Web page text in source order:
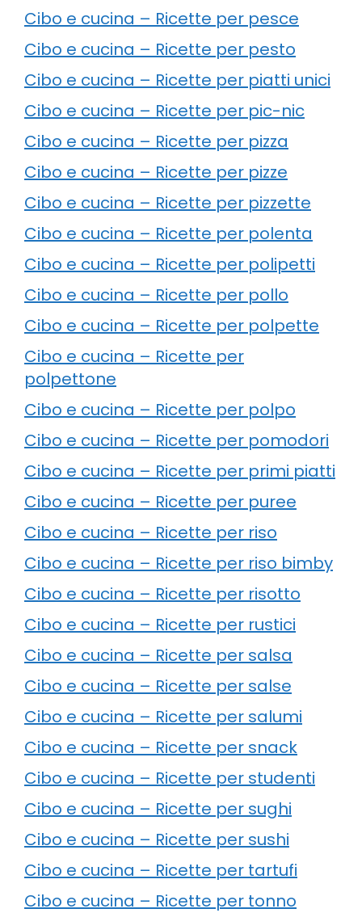
Cibo e cucina – Ricette per pesce
Cibo e cucina – Ricette per pesto
Cibo e cucina – Ricette per piatti unici
Cibo e cucina – Ricette per pic-nic
Cibo e cucina – Ricette per pizza
Cibo e cucina – Ricette per pizze
Cibo e cucina – Ricette per pizzette
Cibo e cucina – Ricette per polenta
Cibo e cucina – Ricette per polipetti
Cibo e cucina – Ricette per pollo
Cibo e cucina – Ricette per polpette
Cibo e cucina – Ricette per
polpettone
Cibo e cucina – Ricette per polpo
Cibo e cucina – Ricette per pomodori
Cibo e cucina – Ricette per primi piatti
Cibo e cucina – Ricette per puree
Cibo e cucina – Ricette per riso
Cibo e cucina – Ricette per riso bimby
Cibo e cucina – Ricette per risotto
Cibo e cucina – Ricette per rustici
Cibo e cucina – Ricette per salsa
Cibo e cucina – Ricette per salse
Cibo e cucina – Ricette per salumi
Cibo e cucina – Ricette per snack
Cibo e cucina – Ricette per studenti
Cibo e cucina – Ricette per sughi
Cibo e cucina – Ricette per sushi
Cibo e cucina – Ricette per tartufi
Cibo e cucina – Ricette per tonno